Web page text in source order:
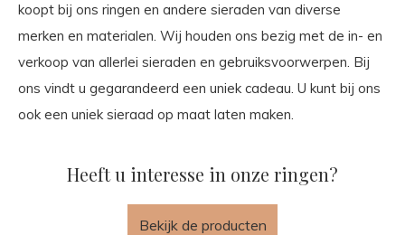
koopt bij ons ringen en andere sieraden van diverse
merken en materialen. Wij houden ons bezig met de in- en
verkoop van allerlei sieraden en gebruiksvoorwerpen. Bij
ons vindt u gegarandeerd een uniek cadeau. U kunt bij ons
ook een uniek sieraad op maat laten maken.
Heeft u interesse in onze ringen?
Bekijk de producten